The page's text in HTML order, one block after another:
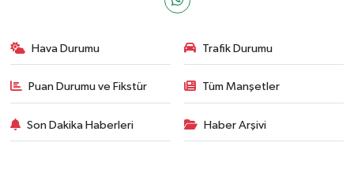
Hava Durumu Trafik Durumu
Puan Durumu ve Fikstür Tüm Manşetler
Son Dakika Haberleri Haber Arşivi